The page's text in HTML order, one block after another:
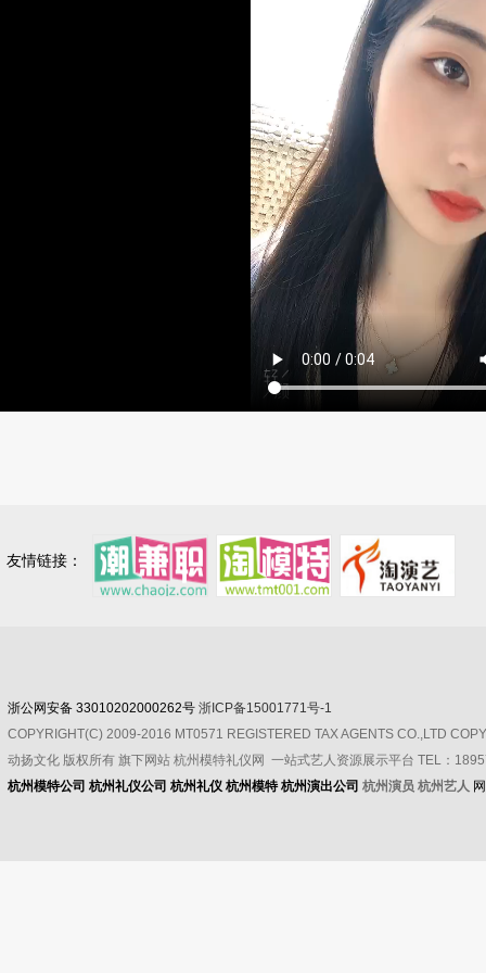
友情链接：
浙公网安备 33010202000262号 浙ICP备15001771号-1
COPYRIGHT(C) 2009-2016 MT0571 REGISTERED TAX AGENTS CO.,LTD
动扬文化 版权所有 旗下网站 杭州模特礼仪网 一站式艺人资源展示平台 TEL：
杭州模特公司 杭州礼仪公司 杭州礼仪 杭州模特 杭州演出公司 杭州演员 杭州艺人